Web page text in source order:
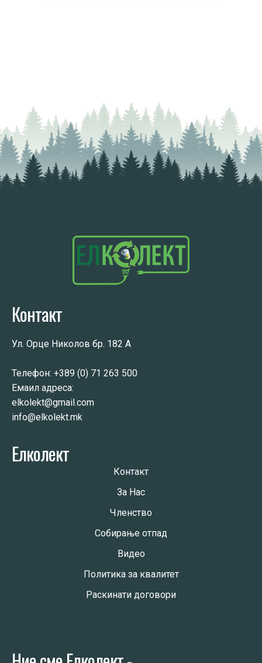
Контакт
Ул. Орце Николов бр. 182 А
Телефон: +389 (0) 71 263 500
Емаил адреса:
elkolekt@gmail.com
info@elkolekt.mk
Елколект
Контакт
За Нас
Членство
Собирање отпад
Видео
Политика за квалитет
Раскинати договори